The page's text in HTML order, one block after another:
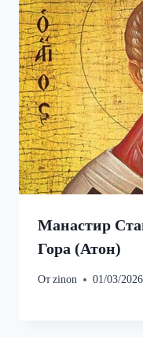
Манастир
Гора (Атон)
Отzinon 01/03/2026